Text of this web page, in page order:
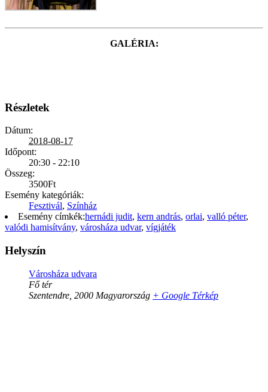
GALÉRIA:
Részletek
Dátum:
2018-08-17
Időpont:
20:30 - 22:10
Összeg:
3500Ft
Esemény kategóriák:
Fesztivál, Színház
Esemény címkék:hernádi judit, kern andrás, orlai, valló péter,
valódi hamisítvány, városháza udvar, vígjáték
Helyszín
Városháza udvara
Fő tér
Szentendre 2000 Magyarország + Google Térkép